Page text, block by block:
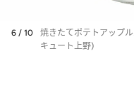
6 / 10
焼きたてポテトアップ
キュート上野)